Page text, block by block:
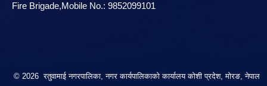
Fire Brigade,Mobile No.: 9852099101
© 2026 रतुवामाई नगरपालिका, नगर कार्यपालिकाको कार्यालय कोशी प्रदेश, मोरङ, नेपाल